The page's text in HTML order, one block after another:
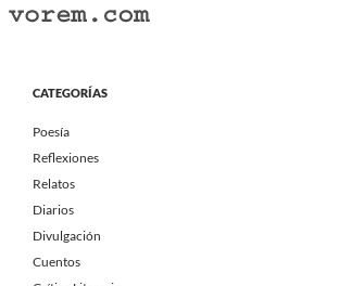
Saltar
Portal Literario Independiente
CATEGORÍAS
Poesía
Reflexiones
Relatos
Diarios
Divulgación
Cuentos